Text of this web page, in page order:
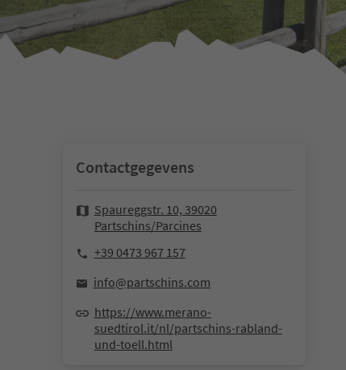
Contactgegevens
Spaureggstr. 10, 39020
Partschins/Parcines
+39 0473 967 157
info@partschins.com
https://www.merano-
suedtirol.it/nl/partschins-rabland-
und-toell.html